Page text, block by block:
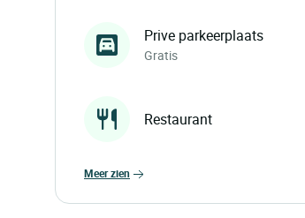
Prive parkeerplaats
Gratis
Restaurant
meer zien